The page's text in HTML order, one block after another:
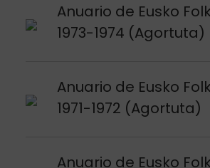
Anuario de Eusko
1973-1974 (Agortuta)
Argitalpena ikusi
Anuario de Eusko
1971-1972 (Agortuta)
Argitalpena ikusi
Anuario de Eusko
Argitalpena ikusi